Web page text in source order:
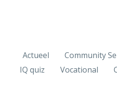
Actueel Community
IQ quiz
Vocational